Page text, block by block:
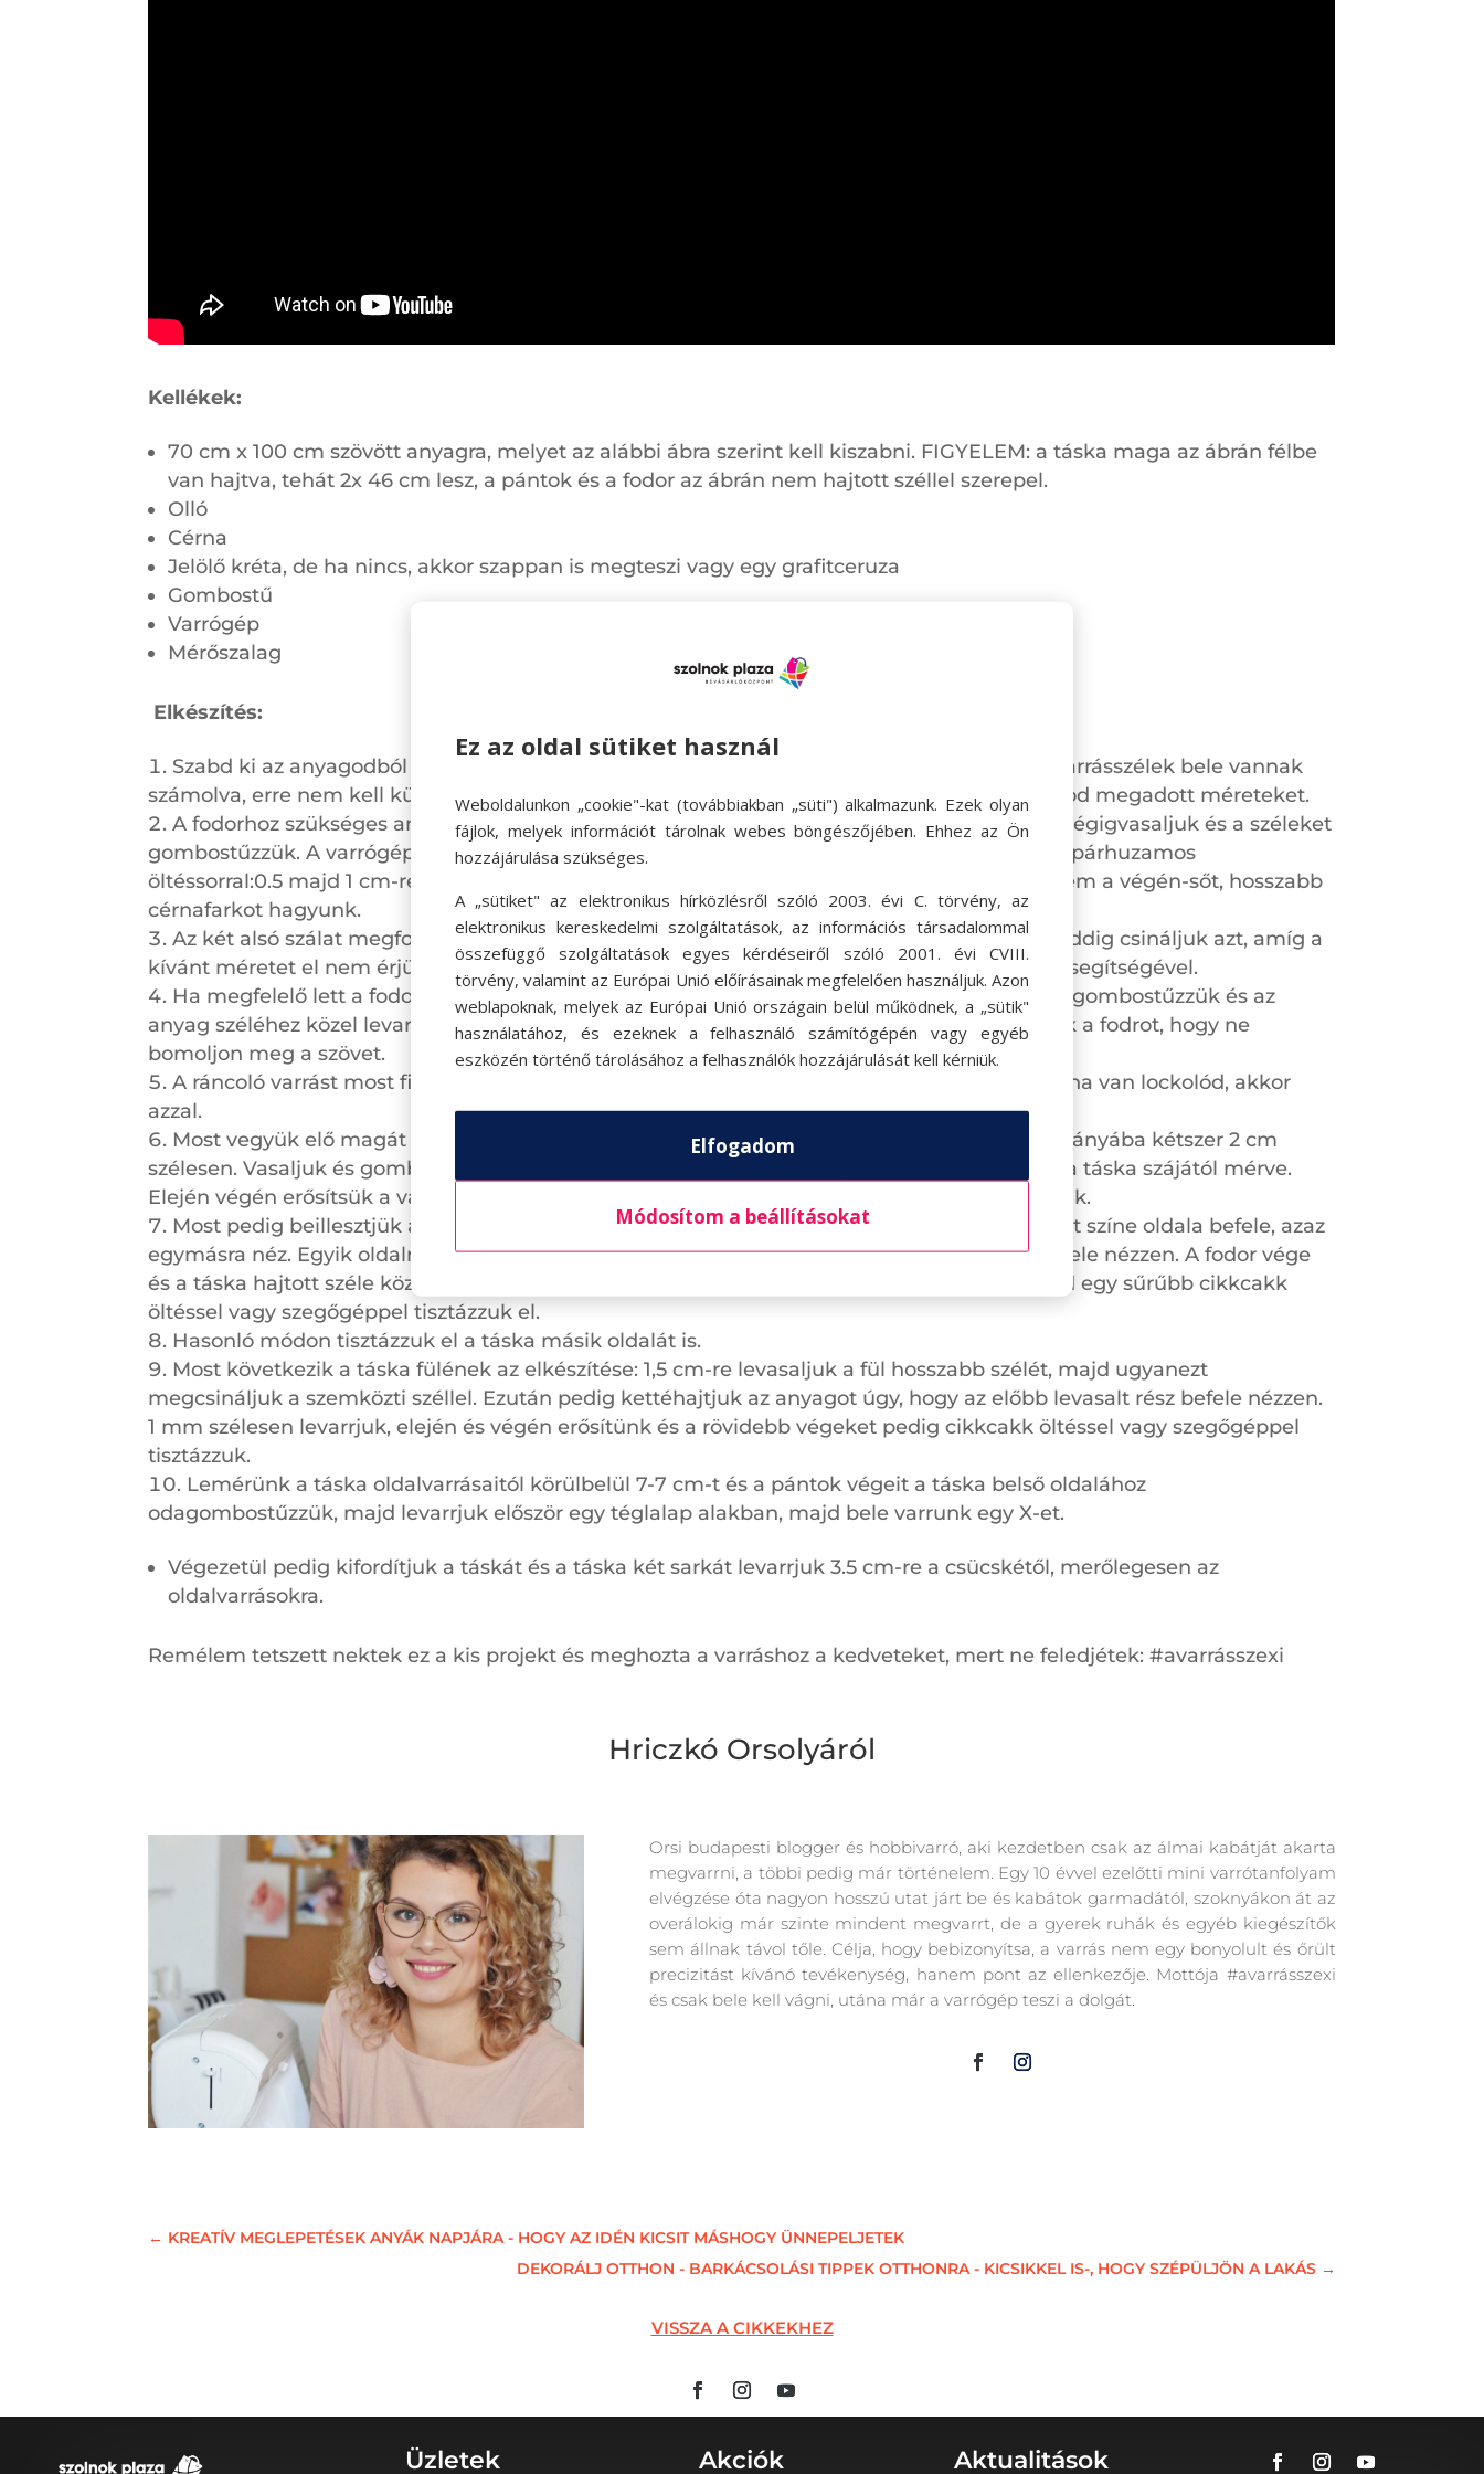
Kellékek:
70 cm x 100 cm szövött anyagra, melyet az alábbi ábra szerint kell kiszabni. FIGYELEM: a táska maga az ábrán félbe
van hajtva, tehát 2x 46 cm lesz, a pántok és a fodor az ábrán nem hajtott széllel szerepel.
Olló
Cérna
Jelölő kréta, de ha nincs, akkor szappan is megteszi vagy egy grafitceruza
Gombostű
Varrógép
Mérőszalag
Elkészítés:
Szabd ki az anyagodból a fenti ábrán megadott méretre a táskát, a füleket és a fodrot- a varrásszélek bele vannak
számolva, erre nem kell külön figyelmet fordítanod, de természetesen kedvedre módosíthatod megadott méreteket.
A fodorhoz szükséges anyagot kettéhajtjuk, úgy, hogy az anyag színe nézzen kifele, majd végigvasaljuk és a széleket
gombostűzzük. A varrógép öltéshosszát maximumra állítva az anyagot hosszából levarrjuk 2 párhuzamos
öltéssorral:0.5 majd 1 cm-re az anyag szélétől. Nem erősítjük a varratot sem a varrás elején, sem a végén-sőt, hosszabb
cérnafarkot hagyunk.
Az két alsó szálat megfogjuk és azon óvatosan húzni kezdjük az anyagot, azaz ráncoljuk. Addig csináljuk azt, amíg a
kívánt méretet el nem érjük- esetünkben 35 cm. Ezt időnként ellenőrízzük a mérőszalagunk segítségével.
Ha megfelelő lett a fodor hossza, akkor a két rövidebb szélét 0,5 cm-sen visszafele hajtjuk, gombostűzzük és az
anyag széléhez közel levarrjuk- ezt persze meg lehet a ráncolás előtt is csinálni. Ezzel lezárjuk a fodrot, hogy ne
bomoljon meg a szövet.
A ráncoló varrást most fixáljuk egy sor sűrűbb cikkcakk öltéssel, vagy egyenes öltéssel, de ha van lockolód, akkor
azzal.
Most vegyük elő magát a táskát, és a keskenyebbik oldalait hajtsuk vissza a fonák oldala irányába kétszer 2 cm
szélesen. Vasaljuk és gombostűzzük, majd varrjuk le egyenes öltéssel nem egészen 2 cm-re a táska szájától mérve.
Elején végén erősítsük a varratot- ügyeljünk arra, hogy itt már a normál öltéshosszt használjuk.
Most pedig beillesztjük a fodrot. Ezt úgy csináljuk, hogy a táskát kettéhajtjuk, de most a két színe oldala befele, azaz
egymásra néz. Egyik oldalra beillesztjük a fodrot mégpedig úgy, hogy maga a fodros rész befele nézzen. A fodor vége
és a táska hajtott széle között legyen 3,5 cm távolság. Gombostűzzük össze a rétegeket, majd egy sűrűbb cikkcakk
öltéssel vagy szegőgéppel tisztázzuk el.
Hasonló módon tisztázzuk el a táska másik oldalát is.
Most következik a táska fülének az elkészítése: 1,5 cm-re levasaljuk a fül hosszabb szélét, majd ugyanezt
megcsináljuk a szemközti széllel. Ezután pedig kettéhajtjuk az anyagot úgy, hogy az előbb levasalt rész befele nézzen.
1 mm szélesen levarrjuk, elején és végén erősítünk és a rövidebb végeket pedig cikkcakk öltéssel vagy szegőgéppel
tisztázzuk.
Lemérünk a táska oldalvarrásaitól körülbelül 7-7 cm-t és a pántok végeit a táska belső oldalához
odagombostűzzük, majd levarrjuk először egy téglalap alakban, majd bele varrunk egy X-et.
Végezetül pedig kifordítjuk a táskát és a táska két sarkát levarrjuk 3.5 cm-re a csücskétől, merőlegesen az
oldalvarrásokra.
Remélem tetszett nektek ez a kis projekt és meghozta a varráshoz a kedveteket, mert ne feledjétek: #avarrásszexi
Hriczkó Orsolyáról
Orsi budapesti blogger és hobbivarró, aki kezdetben csak az álmai kabátját akarta
megvarrni, a többi pedig már történelem. Egy 10 évvel ezelőtti mini varrótanfolyam
elvégzése óta nagyon hosszú utat járt be és kabátok garmadától, szoknyákon át az
overálokig már szinte mindent megvarrt, de a gyerek ruhák és egyéb kiegészítők
sem állnak távol tőle. Célja, hogy bebizonyítsa, a varrás nem egy bonyolult és őrült
precizitást kívánó tevékenység, hanem pont az ellenkezője. Mottója #avarrásszexi
és csak bele kell vágni, utána már a varrógép teszi a dolgát.
← KREATÍV MEGLEPETÉSEK ANYÁK NAPJÁRA - HOGY AZ IDÉN KICSIT MÁSHOGY ÜNNEPELJETEK
DEKORÁLJ OTTHON - BARKÁCSOLÁSI TIPPEK OTTHONRA - KICSIKKEL IS-, HOGY SZÉPÜLJÖN A LAKÁS→
VISSZA A CIKKEKHEZ
Üzletek Akciók Aktualitások
Ez az oldal sütiket használ
Weboldalunkon „cookie"-kat (továbbiakban „süti") alkalmazunk. Ezek olyan
fájlok, melyek információt tárolnak webes böngészőjében. Ehhez az Ön
hozzájárulása szükséges.
A „sütiket" az elektronikus hírközlésről szóló 2003. évi C. törvény, az
elektronikus kereskedelmi szolgáltatások, az információs társadalommal
összefüggő szolgáltatások egyes kérdéseiről szóló 2001. évi CVIII.
törvény, valamint az Európai Unió előírásainak megfelelően használjuk. Azon
weblapoknak, melyek az Európai Unió országain belül működnek, a „sütik"
használatához, és ezeknek a felhasználó számítógépén vagy egyéb
eszközén történő tárolásához a felhasználók hozzájárulását kell kérniük.
Elfogadom
Módosítom a beállításokat